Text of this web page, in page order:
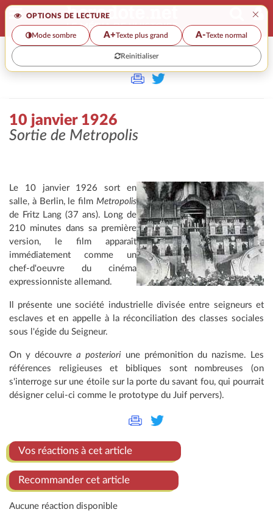
OPTIONS DE LECTURE ×
Mode sombre A+Texte plus grand A-Texte normal
Reinitialiser
>>
10 janvier 1926
Sortie de Metropolis
Le 10 janvier 1926 sort en
salle, à Berlin, le film Metropolis
de Fritz Lang (37 ans). Long de
210 minutes dans sa première
version, le film apparaît
immédiatement comme un
chef-d'oeuvre du cinéma
expressionniste allemand.
Il présente une société industrielle divisée entre seigneurs et
esclaves et en appelle à la réconciliation des classes sociales
sous l'égide du Seigneur.
On y découvrea posteriori une prémonition du nazisme. Les
références religieuses et bibliques sont nombreuses (on
s'interroge sur une étoile sur la porte du savant fou, qui pourrait
désigner celui-ci comme le prototype du Juif pervers).
Vos réactions à cet article
Recommander cet article
Aucune réaction disponible